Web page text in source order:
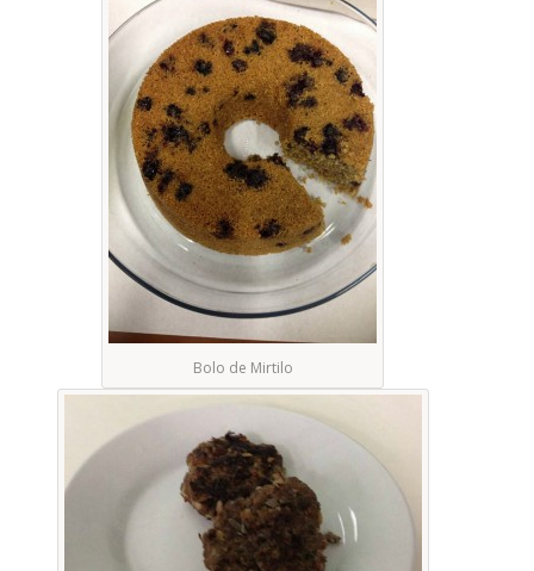
Bolo de Mirtilo